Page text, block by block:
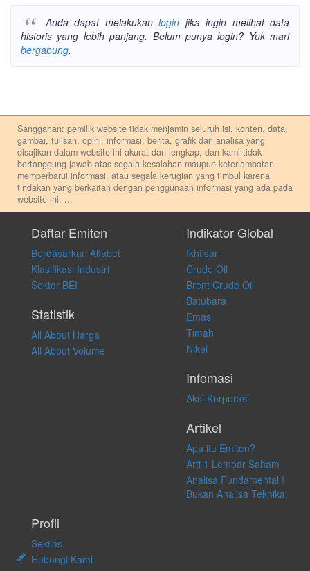
Anda dapat melakukanlogin jika ingin melihat data
historis yang lebih panjang. Belum punya login? Yuk mari
bergabung.
Sanggahan: pemilik website tidak menjamin seluruh isi, konten, data,
gambar, tulisan, opini, informasi, berita, grafik dan analisa yang
disajikan dalam website ini akurat dan lengkap, dan kami tidak
bertanggung jawab atas segala kesalahan maupun keterlambatan
memperbarui informasi, atau segala kerugian yang timbul karena
tindakan yang berkaitan dengan penggunaan informasi yang ada pada
website ini. ...
pribadi. Kami tidak memberi anjuran, saran, rekomendasi untuk
membeli, menjual atau melakukan aktivitas lain yang terkait dengan
transaksi perdagangan apapun, dan kami tidak bertanggung jawab
atas keputusan investasi yang dilakukan dalam kondisi dan situasi
apapun juga, yang diakibatkan secara langsung maupun tidak
langsung atas konten pada website ini.
Daftar Emiten
Berdasarkan Alfabet
Klasifikasi Industri
Sektor BEI
Statistik
All About Harga
All About Volume
Indikator Global
Ikhtisar
Crude Oil
Brent Crude Oil
Batubara
Emas
Timah
Nikel
Infomasi
Aksi Korporasi
Artikel
Apa itu Emiten?
Arti 1 Lembar Saham
Analisa Fundamental !
Bukan Analisa Teknikal
Profil
Sekilas
Hubungi Kami